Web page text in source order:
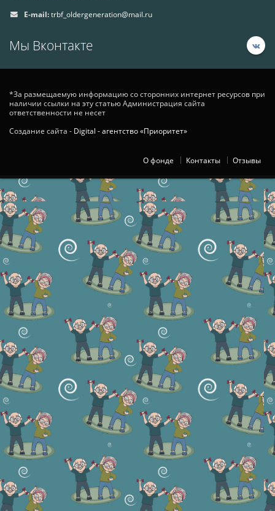
E-mail:trbf_oldergeneration@mail.ru
Мы Вконтакте
*За размещаемую информацию со сторонних интернет ресурсов при
наличии ссылки на эту статью Администрация сайта
ответственности не несет
Создание сайта - Digital - агентство «Приоритет»
О фонде Контакты Отзывы